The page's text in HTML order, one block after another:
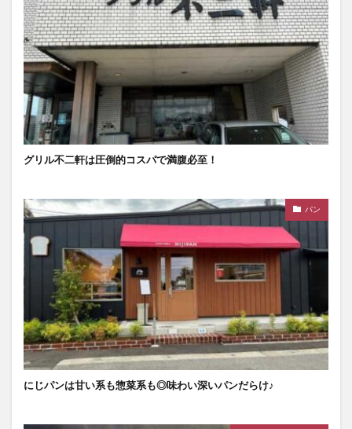
グリル不二軒は圧倒的コスパで満腹必至！
パン
にじパンは甘い系も惣菜系も◎味わい深いパンだらけ♪